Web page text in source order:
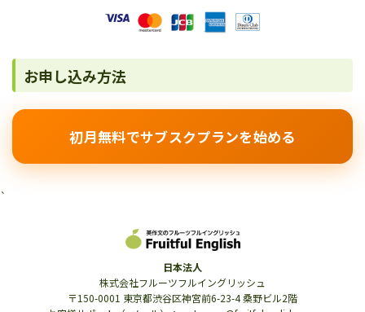
お申し込み方法
初月無料でサブスクプランを始める
`
日本法人
株式会社フルーツフルイングリッシュ
〒150-0001 東京都渋谷区神宮前6-23-4 桑野ビル2階